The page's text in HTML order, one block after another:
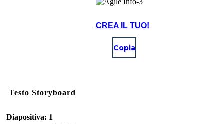
CREA IL TUO!
Copia
Testo Storyboard
Diapositiva: 1